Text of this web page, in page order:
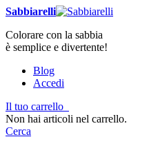
Sabbiarelli
Colorare con la sabbia
è semplice e divertente!
Blog
Accedi
Il tuo carrello
Non hai articoli nel carrello.
Cerca